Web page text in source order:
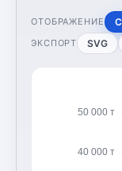
ОТОБРАЖЕНИЕ
ЭКСПОРТ SVG
40 000 т
50 000 т